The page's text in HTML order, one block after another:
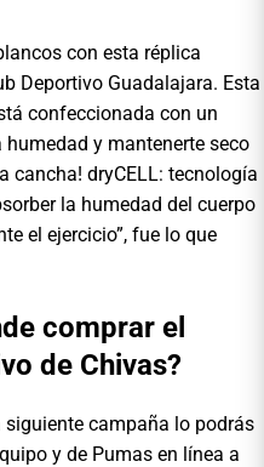
con esta réplica
Deportivo Guadalajara. Esta
confeccionada con un
y mantenerte seco
cancha! dryCELL: tecnología
la humedad del cuerpo
el ejercicio”, fue lo que
comprar el
de Chivas?
siguiente campaña lo podrás
y de Pumas en línea a